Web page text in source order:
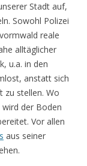
Stadt auf,
Sowohl Polizei
reale
alltäglicher
u.a. in den
anstatt sich
zu stellen. Wo
der Boden
Vor allen
aus seiner